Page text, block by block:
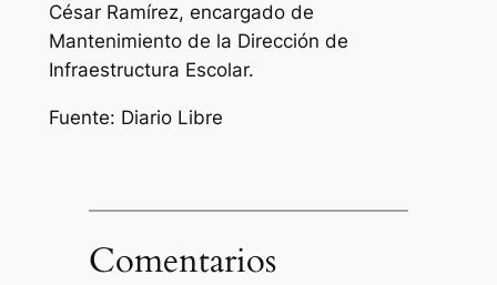
César Ramírez, encargado de
Mantenimiento de la Dirección de
Infraestructura Escolar.
Fuente: Diario Libre
Comentarios